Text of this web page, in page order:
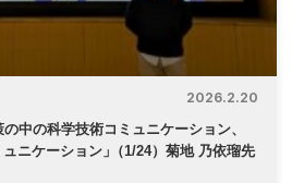
2026.2.20
中の科学技術コミュニケーション、
ニケーション」 （1/24）菊地 乃依瑠先